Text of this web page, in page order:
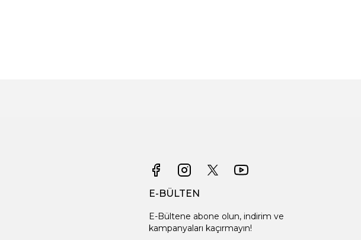
E-BÜLTEN
E-Bültene abone olun, indirim ve
kampanyaları kaçırmayın!